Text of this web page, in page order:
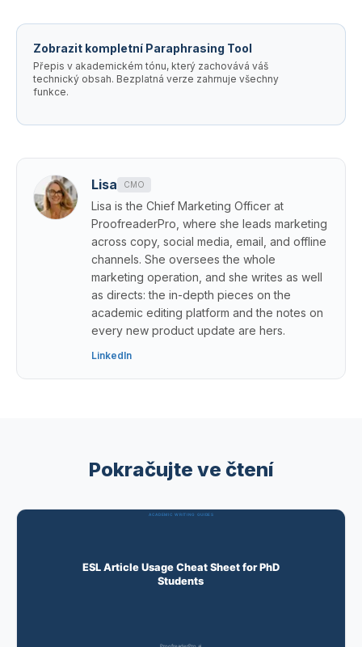
Zobrazit kompletní Paraphrasing Tool
Přepis v akademickém tónu, který zachovává váš
technický obsah. Bezplatná verze zahrnuje všechny
funkce.
Lisa CMO
Lisa is the Chief Marketing Officer at
ProofreaderPro, where she leads marketing
across copy, social media, email, and offline
channels. She oversees the whole
marketing operation, and she writes as well
as directs: the in-depth pieces on the
academic editing platform and the notes on
every new product update are hers.
LinkedIn
Pokračujte ve čtení